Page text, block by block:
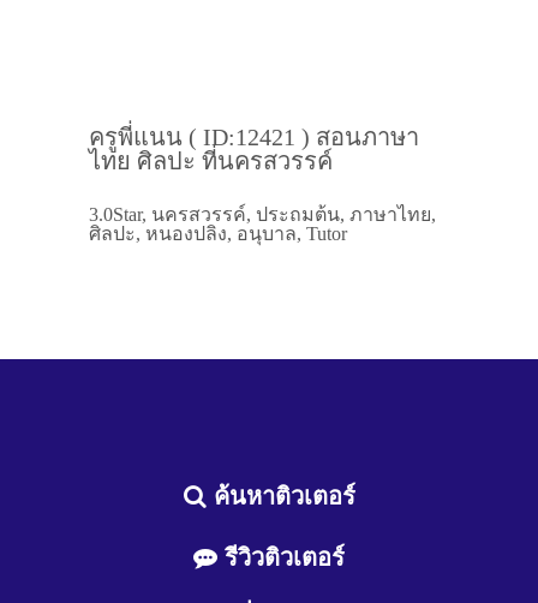
ครูพี่แนน ( ID:12421 ) สอนภาษา
ไทย ศิลปะ ที่นครสวรรค์
3.0Star, นครสวรรค์, ประถมต้น, ภาษาไทย,
ศิลปะ, หนองปลิง, อนุบาล, Tutor
ค้นหาติวเตอร์
รีวิวติวเตอร์